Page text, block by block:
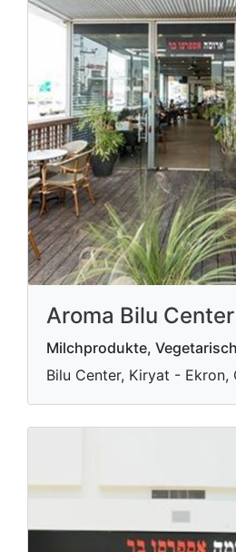
Aroma Bilu Center
Milchprodukte, Vegetarisch
Bilu Center, Kiryat - Ekron,